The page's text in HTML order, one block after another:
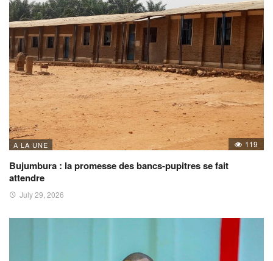
A LA UNE 119
Bujumbura : la promesse des bancs-pupitres se fait
attendre
July 29, 2026